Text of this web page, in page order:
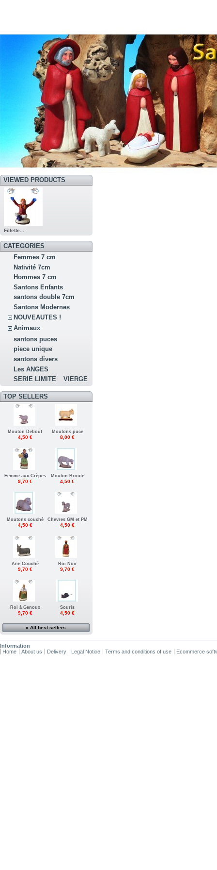
VIEWED PRODUCTS
Fillette...
CATEGORIES
Femmes 7 cm
Nativité 7cm
Hommes 7 cm
Santons Enfants
santons double 7cm
Santons Modernes
NOUVEAUTES !
Animaux
santons puces
piece unique
santons divers
Les ANGES
SERIE LIMITE
VIERGE
TOP SELLERS
Mouton Debout
4,50 €
Moutons puce
8,00 €
Femme aux Crèpes
9,70 €
Mouton Broute
4,50 €
Moutons couché
4,50 €
Chevres GM et PM
4,50 €
Ane Couché
9,70 €
Roi Noir
9,70 €
Roi à Genoux
9,70 €
Souris
4,50 €
» All best sellers
Information
Home
About us Delivery Legal Notice Terms and conditions of use Ecommerce